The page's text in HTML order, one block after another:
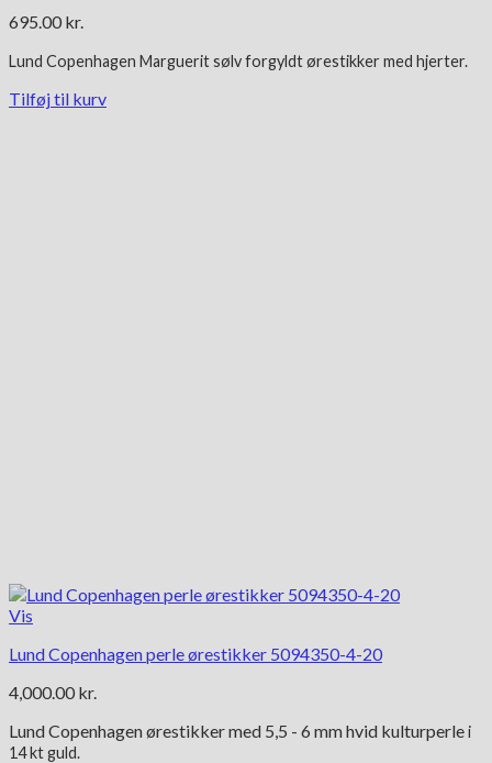
695.00 kr.
Lund Copenhagen Margueritsølv forgyldtørestikker med hjerter.
Tilføj til kurv
Vis
Lund Copenhagen perle ørestikker 5094350-4-20
4,000.00 kr.
Lund Copenhagen ørestikker med 5,5 - 6 mm hvid kulturperlei
14 kt guld.